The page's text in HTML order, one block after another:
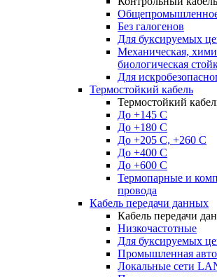
Без галогенов
Для буксируемых
Механическая,
биологическая
Для
Термостойкий кабель
Термостойкий
До +145 С
До +180 C
До +205 С, +260 С
До +400 C
До +600 С
Термопарные и
провода
Кабель передачи данных
Кабель передачи
Низкочастотные
Для буксируемых
Промышленная
Локальные сети